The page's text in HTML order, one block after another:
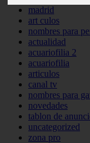
madrid
art culos
nombres para
actualidad
acuariofilia 2
acuariofilia
articulos
canal tv
nombres para
novedades
tablon de
uncategorized
zona pro